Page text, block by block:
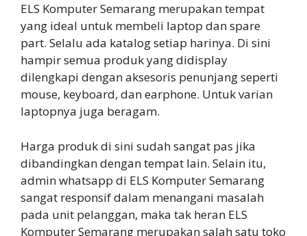
ELS Komputer Semarang merupakan tempat
yang ideal untuk membeli laptop dan spare
part. Selalu ada katalog setiap harinya. Di sini
hampir semua produk yang didisplay
dilengkapi dengan aksesoris penunjang seperti
mouse, keyboard, dan earphone. Untuk varian
laptopnya juga beragam.
Harga produk di sini sudah sangat pas jika
dibandingkan dengan tempat lain. Selain itu,
admin whatsapp di ELS Komputer Semarang
sangat responsif dalam menangani masalah
pada unit pelanggan, maka tak heran ELS
Komputer Semarang merupakan salah satu toko